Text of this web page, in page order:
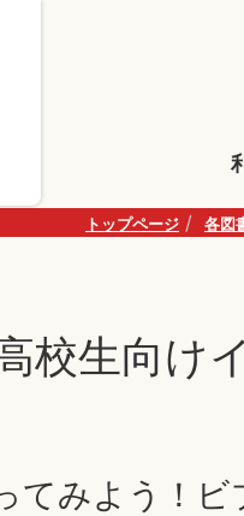
トップページ 各図
校生向け
てみよう！